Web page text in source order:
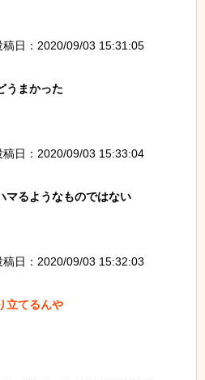
稿日：2020/09/03 15:31:05
うまかった
稿日：2020/09/03 15:33:04
マるようなものではない
稿日：2020/09/03 15:32:03
立てるんや